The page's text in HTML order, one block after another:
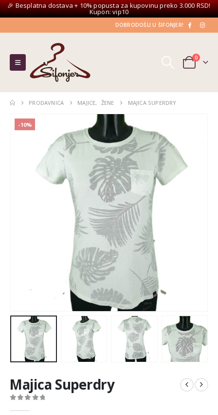
🎉 Besplatna dostava + 10% popusta za kupovinu preko 3.000 RSD!
Kupon: vip10
DOBRODOŠLI U ŠIFONJER!
0
PRODAVNICA MAJICE, ŽENE MAJICA SUPERDRY
-10%
Majica Superdry